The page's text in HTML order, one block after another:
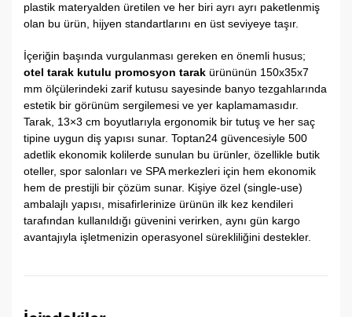
plastik materyalden üretilen ve her biri ayrı ayrı paketlenmiş
olan bu ürün,
hijyen standartlarını en üst seviyeye taşır.
İçeriğin başında vurgulanması gereken en önemli husus;
otel tarak kutulu promosyon tarak ürününün 150x35x7
mm ölçülerindeki zarif kutusu sayesinde banyo tezgahlarında
estetik bir görünüm sergilemesi ve yer kaplamamasıdır.
Tarak, 13×3 cm boyutlarıyla ergonomik bir tutuş ve her saç
tipine uygun diş yapısı sunar. Toptan24 güvencesiyle 500
adetlik ekonomik kolilerde sunulan bu ürünler, özellikle butik
oteller, spor salonları ve SPA merkezleri için hem ekonomik
hem de prestijli bir çözüm sunar. Kişiye özel (single-use)
ambalajlı yapısı,
misafirlerinize ürünün ilk kez kendileri
tarafından kullanıldığı güvenini verirken, aynı gün kargo
avantajıyla işletmenizin operasyonel sürekliliğini destekler.